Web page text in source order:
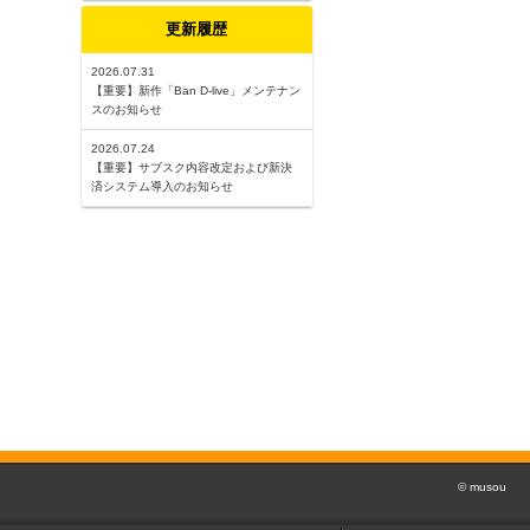
更新履歴
2026.07.31
【重要】新作「Ban D-live」メンテナン
スのお知らせ
2026.07.24
【重要】サブスク内容改定および新決
済システム導入のお知らせ
© musou